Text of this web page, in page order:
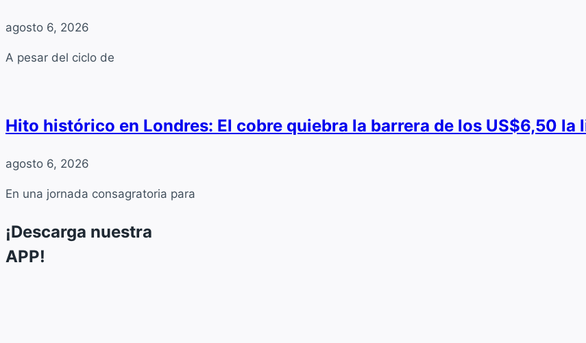
agosto 6, 2026
A pesar del ciclo de
Hito histórico en Londres: El cobre quiebra la barrera de los US$6,50
agosto 6, 2026
En una jornada consagratoria para
¡Descarga nuestra
APP!